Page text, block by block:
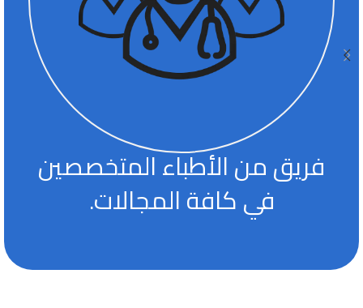
فريق من الأطباء المتخصصين
في كافة المجالات.